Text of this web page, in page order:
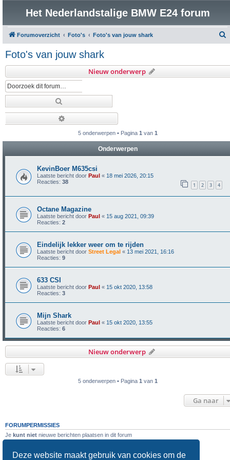
Deze website maakt gebruik van cookies om de
Het Nederlandstalige BMW E24 forum
Forumoverzicht Foto's Foto's van jouw shark
Foto's van jouw shark
Nieuw onderwerp
5 onderwerpen • Pagina 1 van 1
Onderwerpen
KevinBoer M635csi
Laatste bericht door Paul « 18 mei 2026, 20:15
Reacties: 38 1 2 3 4
Octane Magazine
Laatste bericht door Paul « 15 aug 2021, 09:39
Reacties: 2
Eindelijk lekker weer om te rijden
Laatste bericht door Street Legal « 13 mei 2021, 16:16
Reacties: 9
633 CSI
Laatste bericht door Paul « 15 okt 2020, 13:58
Reacties: 3
Mijn Shark
Laatste bericht door Paul « 15 okt 2020, 13:55
Reacties: 6
Nieuw onderwerp
5 onderwerpen • Pagina 1 van 1
Ga naar
FORUMPERMISSIES
Je kunt niet nieuwe berichten plaatsen in dit forum
kunt nietje eigen berichten verwijderen in dit forum